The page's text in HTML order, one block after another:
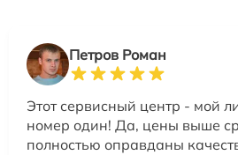
Петров Роман
Этот сервисный центр - мой
номер один! Да, цены выше
полностью оправданы